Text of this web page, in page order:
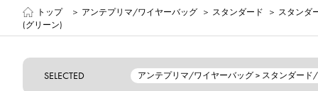
トップ ＞ アンテプリマ/ワイヤーバッグ ＞ スタンダード ＞ スタンダ
(グリーン)
SELECTED アンテプリマ/ワイヤーバッグ > スタンダー